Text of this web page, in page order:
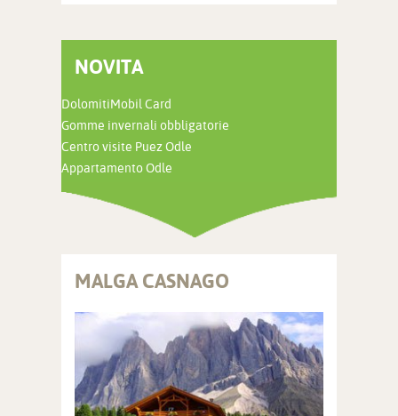
NOVITA
DolomitiMobil Card
Gomme invernali obbligatorie
Centro visite Puez Odle
Appartamento Odle
MALGA CASNAGO